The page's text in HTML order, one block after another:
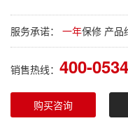
服务承诺： 一年保修 产品
销售热线： 400-
购买咨询